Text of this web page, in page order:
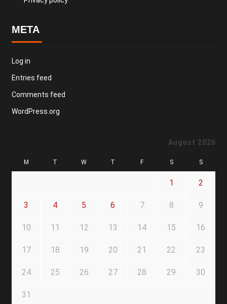
META
Log in
Entries feed
Comments feed
WordPress.org
August 2026
M T W T F S S
1 2
3 4 5 6 7 8 9
10 11 12 13 14 15 16
17 18 19 20 21 22 23
24 25 26 27 28 29 30
31